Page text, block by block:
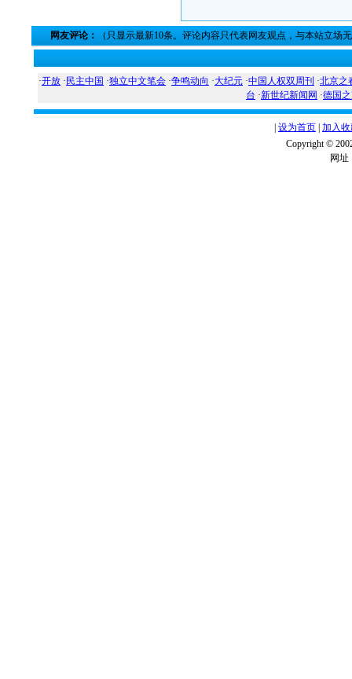
网友评论： （只显示最新10条。评论内容只代表网友观点，与本站立场
·开放 · 民主中国 ·独立中文笔会 ·争鸣动向 ·大纪元 ·中国人权双周刊 ·北京之
台 ·新世纪新闻网 ·德国
设为首页 加入
Copyright ©
网址